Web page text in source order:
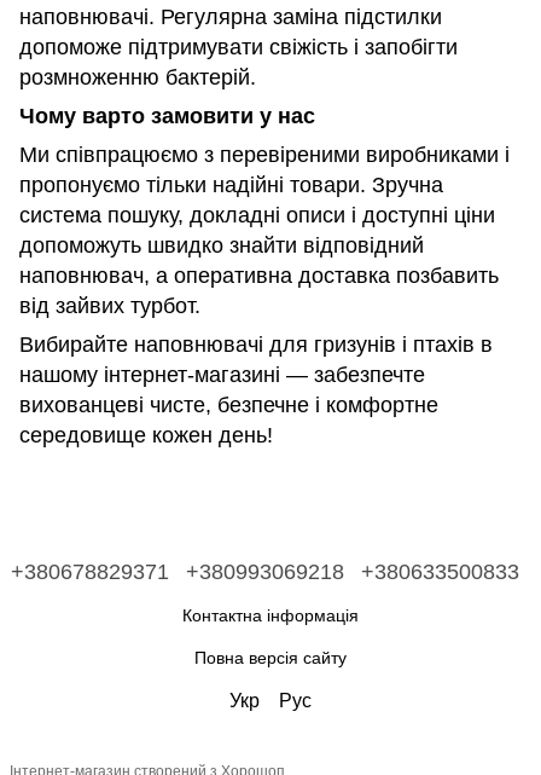
наповнювачі. Регулярна заміна підстилки
допоможе підтримувати свіжість і запобігти
розмноженню бактерій.
Чому варто замовити у нас
Ми співпрацюємо з перевіреними виробниками і
пропонуємо тільки надійні товари. Зручна
система пошуку, докладні описи і доступні ціни
допоможуть швидко знайти відповідний
наповнювач, а оперативна доставка позбавить
від зайвих турбот.
Вибирайте наповнювачі для гризунів і птахів в
нашому інтернет-магазині — забезпечте
вихованцеві чисте, безпечне і комфортне
середовище кожен день!
+380678829371 +380993069218 +380633500833
Контактна інформація
Повна версія сайту
Укр Рус
Інтернет-магазин створений з Хорошоп